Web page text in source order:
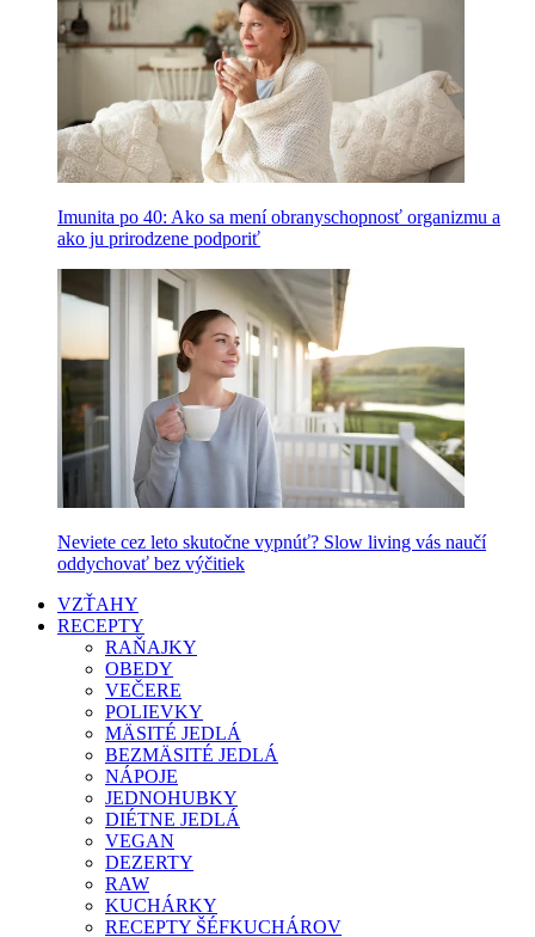
Imunita po 40: Ako sa mení obranyschopnosť organizmu a
ako ju prirodzene podporiť
Neviete cez leto skutočne vypnúť? Slow living vás naučí
oddychovať bez výčitiek
VZŤAHY
RECEPTY
RAŇAJKY
OBEDY
VEČERE
POLIEVKY
MÄSITÉ JEDLÁ
BEZMÄSITÉ JEDLÁ
NÁPOJE
JEDNOHUBKY
DIÉTNE JEDLÁ
VEGAN
DEZERTY
RAW
KUCHÁRKY
RECEPTY ŠÉFKUCHÁROV